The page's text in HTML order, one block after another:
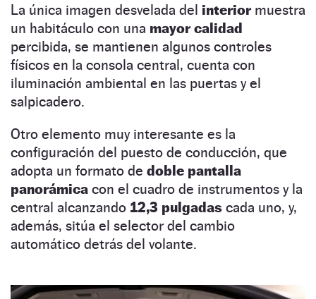
La única imagen desvelada del interior muestra
un habitáculo con una mayor calidad
percibida, se mantienen algunos controles
físicos en la consola central, cuenta con
iluminación ambiental en las puertas y el
salpicadero.
Otro elemento muy interesante es la
configuración del puesto de conducción, que
adopta un formato de doble pantalla
panorámica con el cuadro de instrumentos y la
central alcanzando 12,3 pulgadas cada uno, y,
además, sitúa el selector del cambio
automático detrás del volante.